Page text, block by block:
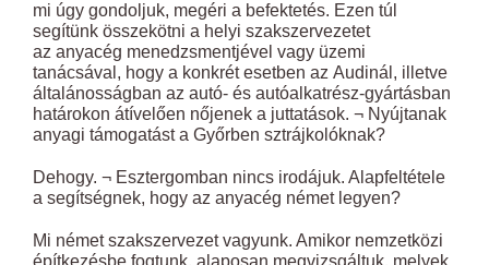
mi úgy gondoljuk, megéri a befektetés. Ezen túl
segítünk összekötni a helyi szakszervezetet
az anyacég menedzsmentjével vagy üzemi
tanácsával, hogy a konkrét esetben az Audinál, illetve
általánosságban az autó- és autóalkatrész-gyártásban
határokon átívelően nőjenek a juttatások. ¬ Nyújtanak
anyagi támogatást a Győrben sztrájkolóknak?
Dehogy. ¬ Esztergomban nincs irodájuk. Alapfeltétele
a segítségnek, hogy az anyacég német legyen?
Mi német szakszervezet vagyunk. Amikor nemzetközi
építkezésbe fogtunk, alaposan megvizsgáltuk, melyek